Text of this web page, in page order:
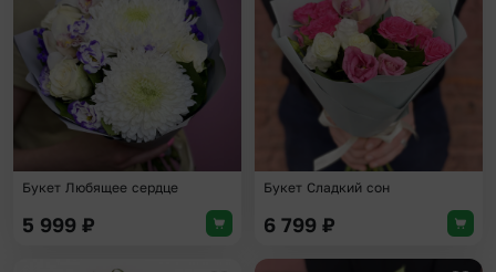
Букет Любящее сердце
5 999 ₽
Букет Сладкий сон
6 799 ₽